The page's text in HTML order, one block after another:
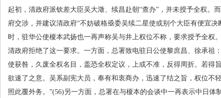
起初，清政府派钦差大臣吴大澂、续昌赴朝“查办”，并未授予全权。
府交涉，并建议清政府“不妨破格亟委吴续二星使或别个大臣有便宜
时，驻华公使榎本武扬也一再声称吴与井上权位不称，要求授予全权
清政府拒绝了这一要求。一方面，总署致电驻日公使黎庶昌、徐承祖
使获咎，久废全权名目，盖恐全权定议，上或不准，反得周折。若得
欲速了之意。吴系副宪大员，奉有和衷商办，迅速了结之旨，权位不
照此覆外务。”(56) 另一方面，总署在与榎本的会谈中一再表示中日体